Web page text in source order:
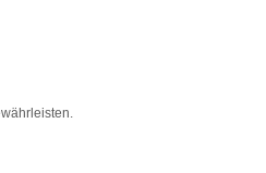
die Seite in einem